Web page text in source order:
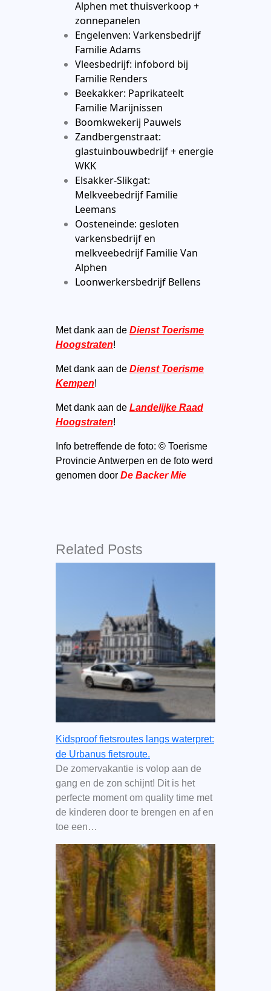
Alphen met thuisverkoop +
zonnepanelen
Engelenven: Varkensbedrijf
Familie Adams
Vleesbedrijf: infobord bij
Familie Renders
Beekakker: Paprikateelt
Familie Marijnissen
Boomkwekerij Pauwels
Zandbergenstraat:
glastuinbouwbedrijf + energie
WKK
Elsakker-Slikgat:
Melkveebedrijf Familie
Leemans
Oosteneinde: gesloten
varkensbedrijf en
melkveebedrijf Familie Van
Alphen
Loonwerkersbedrijf Bellens
Met dank aan de Dienst Toerisme
Hoogstraten!
Met dank aan de Dienst Toerisme
Kempen!
Met dank aan de Landelijke Raad
Hoogstraten!
Info betreffende de foto: © Toerisme
Provincie Antwerpen en de foto werd
genomen door De Backer Mie
Related Posts
Kidsproof fietsroutes langs waterpret:
de Urbanus fietsroute.
De zomervakantie is volop aan de
gang en de zon schijnt! Dit is het
perfecte moment om quality time met
de kinderen door te brengen en af en
toe een…